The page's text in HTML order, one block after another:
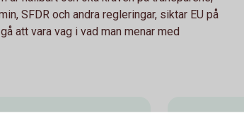
SFDR och andra regleringar, siktar EU på
att vara vag i vad man menar med